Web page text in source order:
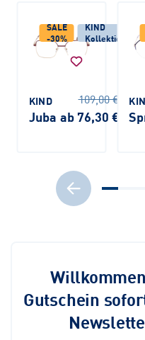
SALE
-30%
KIND
Kollektion
KIND
Juba
109,00 €
ab 76,30 €
Gutschein